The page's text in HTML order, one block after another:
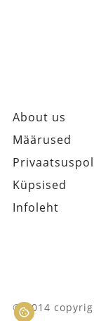
About us
Määrused
Küpsised
Infoleht
© 2014